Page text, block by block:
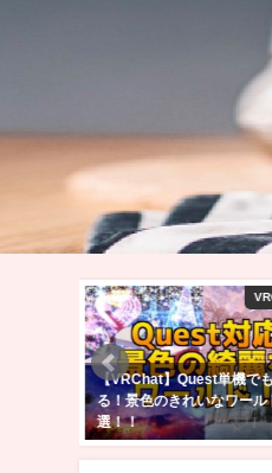
【VRChat】10人以上
遊びたいゲームワール
2025年2月9日